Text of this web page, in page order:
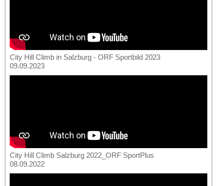
City Hill Climb in Salzburg - ORF Sportbild 2023
09.09.2023
City Hill Climb Salzburg 2022_ORF SportPlus
08.09.2022